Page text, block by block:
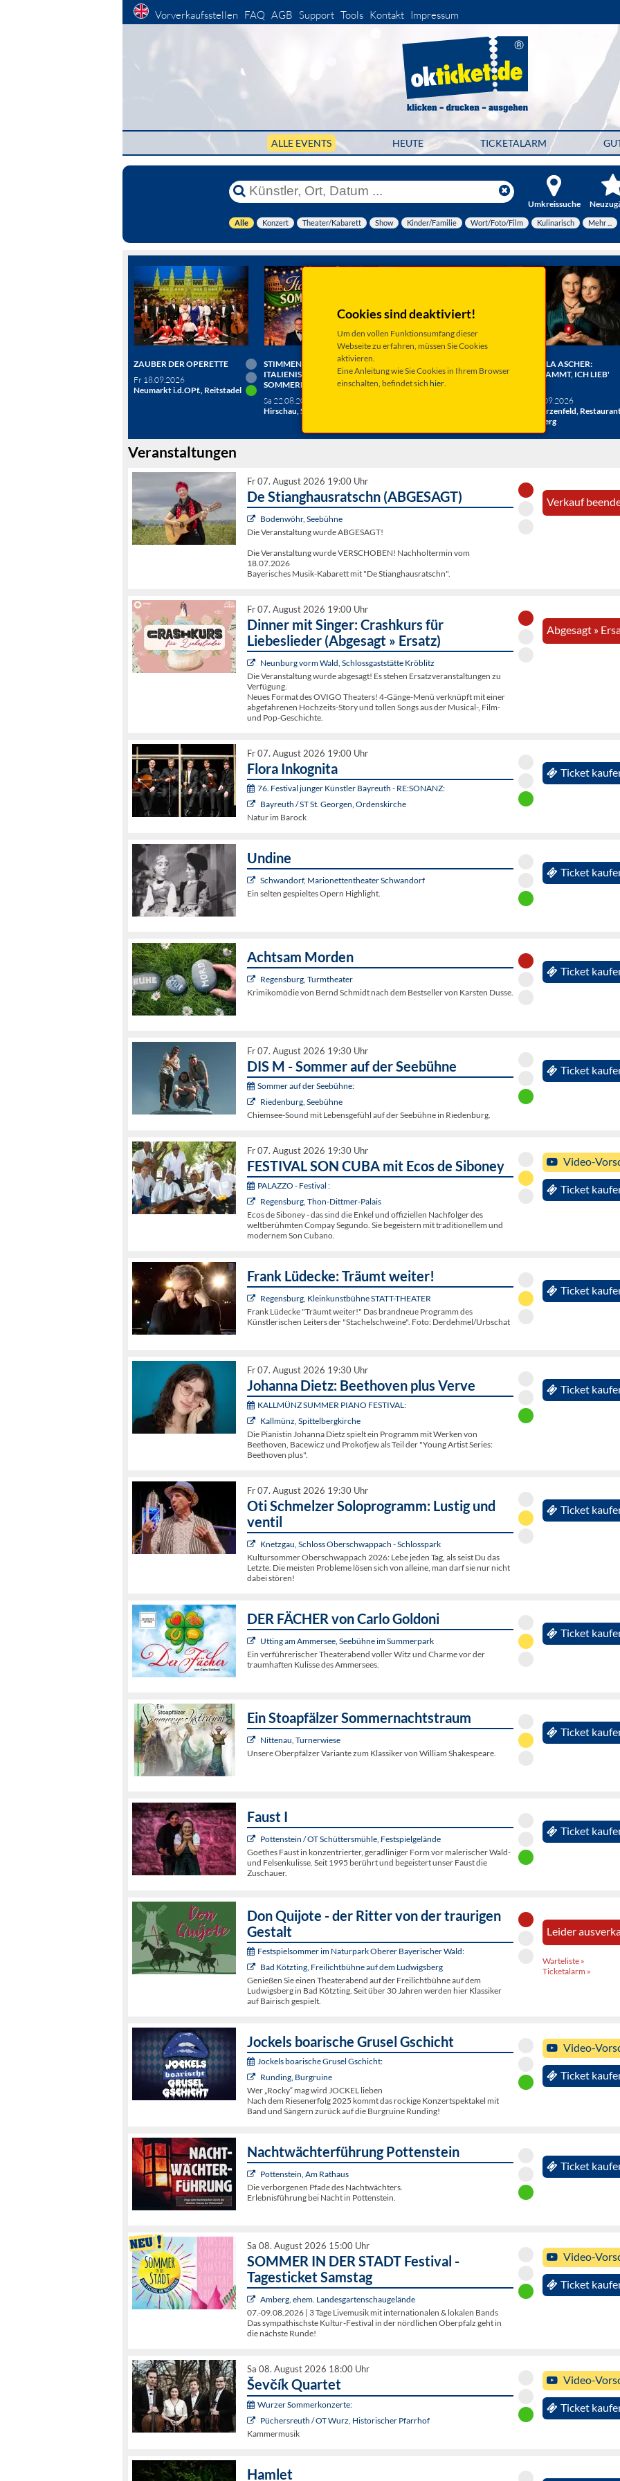
Vorverkaufsstellen FAQ AGB Support Tools Kontakt Impressum
ALLE EVENTS HEUTE TICKETALARM
Umkreissuche
Alle Konzert Theater/Kabarett Show Kinder/Familie Wort/Foto/Film Kulinarisch Mehr ...
Cookies sind deaktiviert!
Um den vollen Funktionsumfang dieser
Webseite zu erfahren, müssen Sie Cookies
aktivieren.
Eine Anleitung wie Sie Cookies in Ihrem Browser
einschalten, befindet sich hier.
ZAUBER DER OPERETTE
Fr 18.09.2026
Neumarkt i.d.OPf., Reitstadel
STIMMEN DER BERGE:
ITALIENISCHE
SOMMERNACHT
Sa 22.08.2026
Hirschau, Schlosshof
DAS JUBILÄUMSKONZERT
verschiedene Termine
ANGELA ASCHER:
VERDAMMT, ICH LIEB'
Sa 19.09.2026
Schwarzenfeld,
Miesberg
Veranstaltungen
Fr 07. August 2026 19:00 Uhr
De Stianghausratschn (ABGESAGT)
Bodenwöhr, Seebühne
Die Veranstaltung wurde ABGESAGT!
Die Veranstaltung wurde VERSCHOBEN! Nachholtermin vom
18.07.2026
Bayerisches Musik-Kabarett mit "De Stianghausratschn".
Verkauf
Fr 07. August 2026 19:00 Uhr
Dinner mit Singer: Crashkurs für
Liebeslieder (Abgesagt » Ersatz)
Neunburg vorm Wald, Schlossgaststätte Kröblitz
Die Veranstaltung wurde abgesagt! Es stehen Ersatzveranstaltungen zu
Verfügung.
Neues Format des OVIGO Theaters! 4-Gänge-Menü verknüpft mit einer
abgefahrenen Hochzeits-Story und tollen Songs aus der Musical-, Film-
und Pop-Geschichte.
Abgesagt »
Fr 07. August 2026 19:00 Uhr
Flora Inkognita
76. Festival junger Künstler Bayreuth - RE:SONANZ:
Bayreuth / ST St. Georgen, Ordenskirche
Natur im Barock
Ticket
Undine
Schwandorf, Marionettentheater Schwandorf
Ein selten gespieltes Opern Highlight.
Ticket
Achtsam Morden
Regensburg, Turmtheater
Krimikomödie von Bernd Schmidt nach dem Bestseller von Karsten Dusse.
Ticket
Fr 07. August 2026 19:30 Uhr
DIS M - Sommer auf der Seebühne
Sommer auf der Seebühne:
Riedenburg, Seebühne
Chiemsee-Sound mit Lebensgefühl auf der Seebühne in Riedenburg.
Ticket
Fr 07. August 2026 19:30 Uhr
FESTIVAL SON CUBA mit Ecos de Siboney
PALAZZO - Festival :
Regensburg, Thon-Dittmer-Palais
Ecos de Siboney - das sind die Enkel und offiziellen Nachfolger des
weltberühmten Compay Segundo. Sie begeistern mit traditionellem und
modernem Son Cubano.
Video-
Ticket
Frank Lüdecke: Träumt weiter!
Regensburg, Kleinkunstbühne STATT-THEATER
Frank Lüdecke "Träumt weiter!" Das brandneue Programm des
Künstlerischen Leiters der "Stachelschweine". Foto: Derdehmel/Urbschat
Ticket
Fr 07. August 2026 19:30 Uhr
Johanna Dietz: Beethoven plus Verve
KALLMÜNZ SUMMER PIANO FESTIVAL:
Kallmünz, Spittelbergkirche
Die Pianistin Johanna Dietz spielt ein Programm mit Werken von
Beethoven, Bacewicz und Prokofjew als Teil der "Young Artist Series:
Beethoven plus".
Ticket
Fr 07. August 2026 19:30 Uhr
Oti Schmelzer Soloprogramm: Lustig und
ventil
Knetzgau, Schloss Oberschwappach - Schlosspark
Kultursommer Oberschwappach 2026: Lebe jeden Tag, als seist Du das
Letzte. Die meisten Probleme lösen sich von alleine, man darf sie nur nicht
dabei stören!
Ticket
DER FÄCHER von Carlo Goldoni
Utting am Ammersee, Seebühne im Summerpark
Ein verführerischer Theaterabend voller Witz und Charme vor der
traumhaften Kulisse des Ammersees.
Ticket
Ein Stoapfälzer Sommernachtstraum
Nittenau, Turnerwiese
Unsere Oberpfälzer Variante zum Klassiker von William Shakespeare.
Ticket
Faust I
Pottenstein / OT Schüttersmühle, Festspielgelände
Goethes Faust in konzentrierter, geradliniger Form vor malerischer Wald-
und Felsenkulisse. Seit 1995 berührt und begeistert unser Faust die
Zuschauer.
Ticket
Don Quijote - der Ritter von der traurigen
Gestalt
Festspielsommer im Naturpark Oberer Bayerischer Wald:
Bad Kötzting, Freilichtbühne auf dem Ludwigsberg
Genießen Sie einen Theaterabend auf der Freilichtbühne auf dem
Ludwigsberg in Bad Kötzting. Seit über 30 Jahren werden hier Klassiker
auf Bairisch gespielt.
Leider
Warteliste »
Ticketalarm »
Jockels boarische Grusel Gschicht
Jockels boarische Grusel Gschicht:
Runding, Burgruine
Wer „Rocky“ mag wird JOCKEL lieben
Nach dem Riesenerfolg 2025 kommt das rockige Konzertspektakel mit
Band und Sängern zurück auf die Burgruine Runding!
Video-
Ticket
Nachtwächterführung Pottenstein
Pottenstein, Am Rathaus
Die verborgenen Pfade des Nachtwächters.
Erlebnisführung bei Nacht in Pottenstein.
Ticket
Sa 08. August 2026 15:00 Uhr
SOMMER IN DER STADT Festival -
Tagesticket Samstag
Amberg, ehem. Landesgartenschaugelände
07.-09.08.2026 | 3 Tage Livemusik mit internationalen & lokalen Bands
Das sympathischste Kultur-Festival in der nördlichen Oberpfalz geht in
die nächste Runde!
Video-
Ticket
Sa 08. August 2026 18:00 Uhr
Ševčík Quartet
Wurzer Sommerkonzerte:
Püchersreuth / OT Wurz, Historischer Pfarrhof
Kammermusik
Video-
Ticket
Hamlet